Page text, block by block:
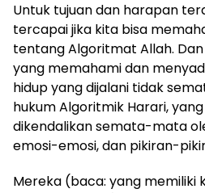
Untuk tujuan dan harapan
tercapai jika kita bisa
tentang Algoritmat Allah.
yang memahami dan
hidup yang dijalani tidak
hukum Algoritmik Harari,
dikendalikan semata-mata
emosi-emosi, dan pikiran-
Mereka (baca: yang memiliki